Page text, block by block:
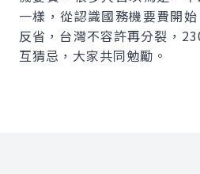
一樣，從認識國務機要費開
反省，台灣不容許再分裂，
互猜忌，大家共同勉勵。